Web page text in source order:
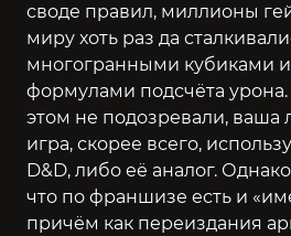
своде правил, миллионы
миру хоть раз да
многогранными кубиками
формулами подсчёта
этом не подозревали, ваша
игра, скорее всего,
D&D, либо её аналог.
что по франшизе есть и
причём как переиздания